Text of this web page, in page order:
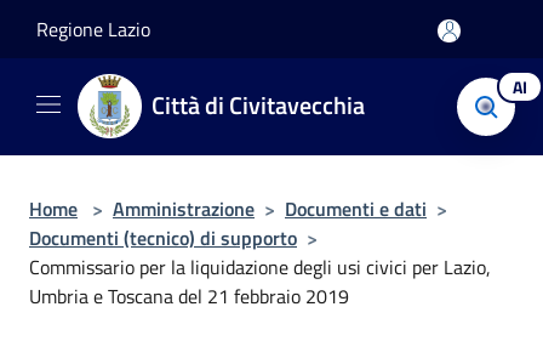
Regione Lazio
Città di Civitavecchia AI
Home > Amministrazione > Documenti e dati >
Documenti (tecnico) di supporto >
Commissario per la liquidazione degli usi civici per Lazio,
Umbria e Toscana del 21 febbraio 2019